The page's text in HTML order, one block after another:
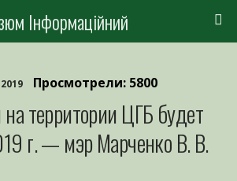
Інформаційний
Просмотрели: 5800
территории ЦГБ будет
г. — мэр Марченко В. В.